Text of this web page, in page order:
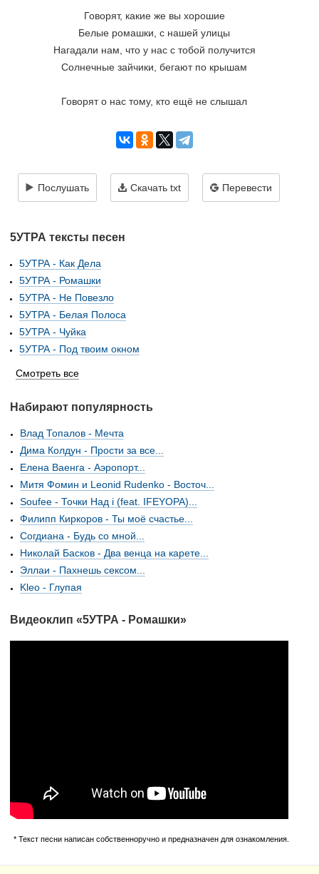
Говорят, какие же вы хорошие
Белые ромашки, с нашей улицы
Нагадали нам, что у нас с тобой получится
Солнечные зайчики, бегают по крышам
Говорят о нас тому, кто ещё не слышал
Послушать Скачать txt Перевести
5УТРА тексты песен
5УТРА - Как Дела
5УТРА - Ромашки
5УТРА - Не Повезло
5УТРА - Белая Полоса
5УТРА - Чуйка
5УТРА - Под твоим окном
Смотреть все
Набирают популярность
Влад Топалов - Мечта
Дима Колдун - Прости за все...
Елена Ваенга - Аэропорт...
Митя Фомин и Leonid Rudenko - Восточ...
Soufee - Точки Над i (feat. IFEYOPA)...
Филипп Киркоров - Ты моё счастье...
Согдиана - Будь со мной...
Николай Басков - Два венца на карете...
Эллаи - Пахнешь сексом...
Kleo - Глупая
Видеоклип «5УТРА - Ромашки»
* Текст песни написан собственноручно и предназначен для ознакомления.